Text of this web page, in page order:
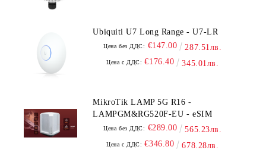
Ubiquiti U7 Long Range - U7-LR
Цена без ДДС: €147.00 287.51лв.
Цена с ДДС: €176.40 345.01лв.
MikroTik LAMP 5G R16 -
LAMPGM&RG520F-EU - eSIM
Цена без ДДС: €289.00 565.23лв.
Цена с ДДС: €346.80 678.28лв.